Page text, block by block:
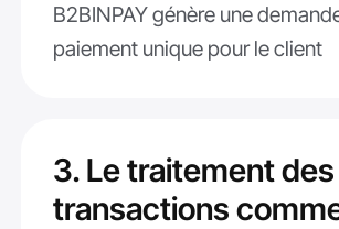
B2BINPAY génère une
paiement unique pour le client
3. Le traitement des
transactions